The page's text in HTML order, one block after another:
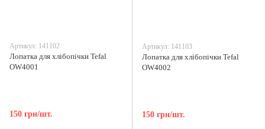
Артикул: 141102
Лопатка для хлібопічки Tefal
OW4001
150 грн/шт.
Артикул: 141103
Лопатка для хлібопічки Tefal
OW4002
150 грн/шт.